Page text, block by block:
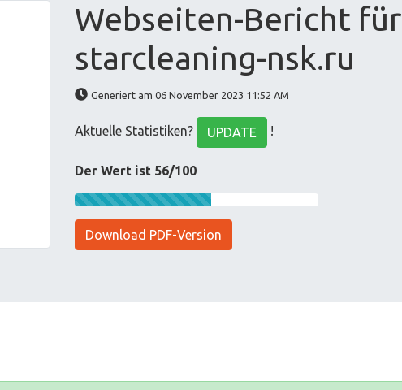
Webseiten-Bericht für
starcleaning-nsk.ru
Generiert am 06 November 2023 11:52 AM
Aktuelle Statistiken? UPDATE !
Der Wert ist 56/100
Download PDF-Version